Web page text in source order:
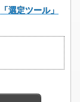
「選定ツール」